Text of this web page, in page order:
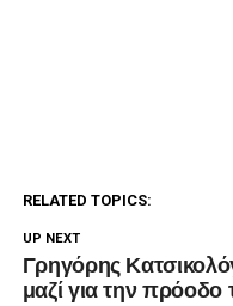
RELATED TOPICS:
UP NEXT
Γρηγόρης
μαζί για την